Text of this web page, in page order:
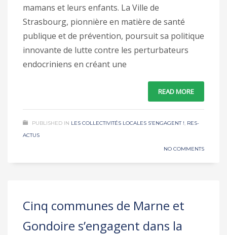
mamans et leurs enfants. La Ville de
Strasbourg, pionnière en matière de santé
publique et de prévention, poursuit sa politique
innovante de lutte contre les perturbateurs
endocriniens en créant une
READ MORE
PUBLISHED IN LES COLLECTIVITÉS LOCALES S’ENGAGENT !, RES-
ACTUS
NO COMMENTS
Cinq communes de Marne et
Gondoire s’engagent dans la